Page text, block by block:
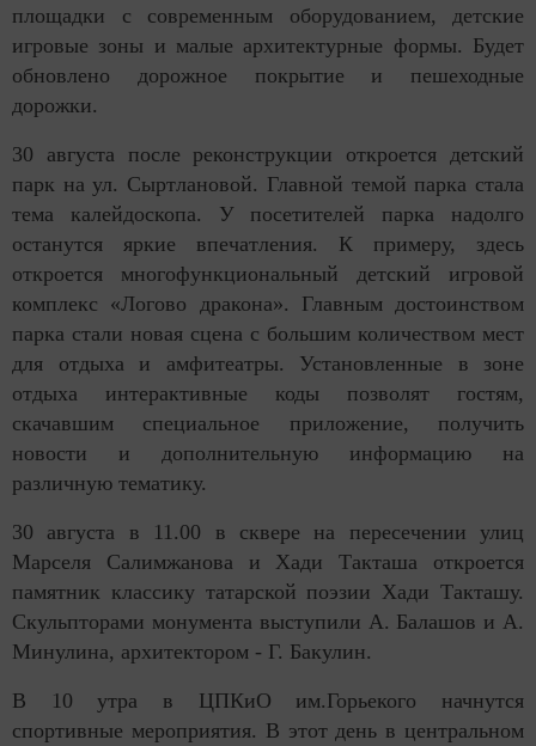
площадки с современным оборудованием, детские
игровые зоны и малые архитектурные формы. Будет
обновлено дорожное покрытие и пешеходные
дорожки.
30 августа после реконструкции откроется детский
парк на ул. Сыртлановой. Главной темой парка стала
тема калейдоскопа. У посетителей парка надолго
останутся яркие впечатления. К примеру, здесь
откроется многофункциональный детский игровой
комплекс «Логово дракона». Главным достоинством
парка стали новая сцена с большим количеством мест
для отдыха и амфитеатры. Установленные в зоне
отдыха интерактивные коды позволят гостям,
скачавшим специальное приложение, получить
новости и дополнительную информацию на
различную тематику.
30 августа в 11.00 в сквере на пересечении улиц
Марселя Салимжанова и Хади Такташа откроется
памятник классику татарской поэзии Хади Такташу.
Скульпторами монумента выступили А. Балашов и А.
Минулина, архитектором - Г. Бакулин.
В 10 утра в ЦПКиО им.Горьекого начнутся
спортивные мероприятия. В этот день в центральном